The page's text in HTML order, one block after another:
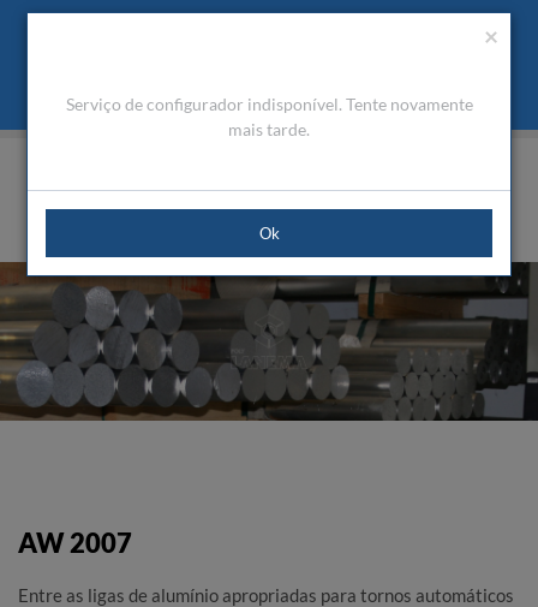
Usamos cookies para melhorar a navegação. Ao fechar esta
O que são Cookies
PT
Área Cliente
Orçamento(0)
AW 2007
Entre as ligas de alumínio apropriadas para tornos automáticos
×
Serviço de configurador indisponível. Tente novamente
mais tarde.
Ok